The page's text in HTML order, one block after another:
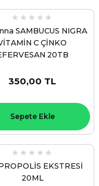
SAMBUCUS NIGRA
C ÇİNKO
20TB
350,00 TL
Sepete Ekle
EKSTRESİ
20ML